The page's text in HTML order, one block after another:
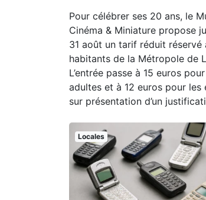
Pour célébrer ses 20 ans, le
Cinéma & Miniature propose
31 août un tarif réduit réservé
habitants de la Métropole de
L’entrée passe à 15 euros
adultes et à 12 euros pour les
sur présentation d’un
Locales